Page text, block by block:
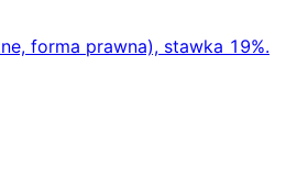
forma prawna), stawka 19%.